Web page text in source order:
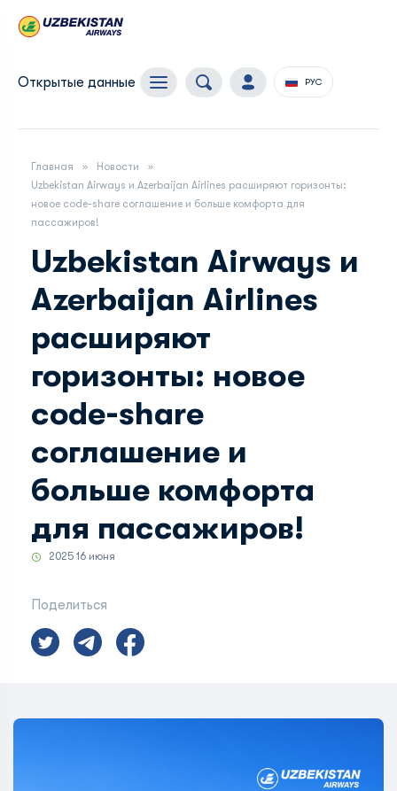
Открытые данные РУС
Главная
Новости
Uzbekistan Airways и Azerbaijan Airlines расширяют горизонты:
новое code-share соглашение и больше комфорта для
пассажиров!
Uzbekistan Airways и
Azerbaijan Airlines
расширяют
горизонты: новое
code-share
соглашение и
больше комфорта
для пассажиров!
2025 16 июня
Поделиться